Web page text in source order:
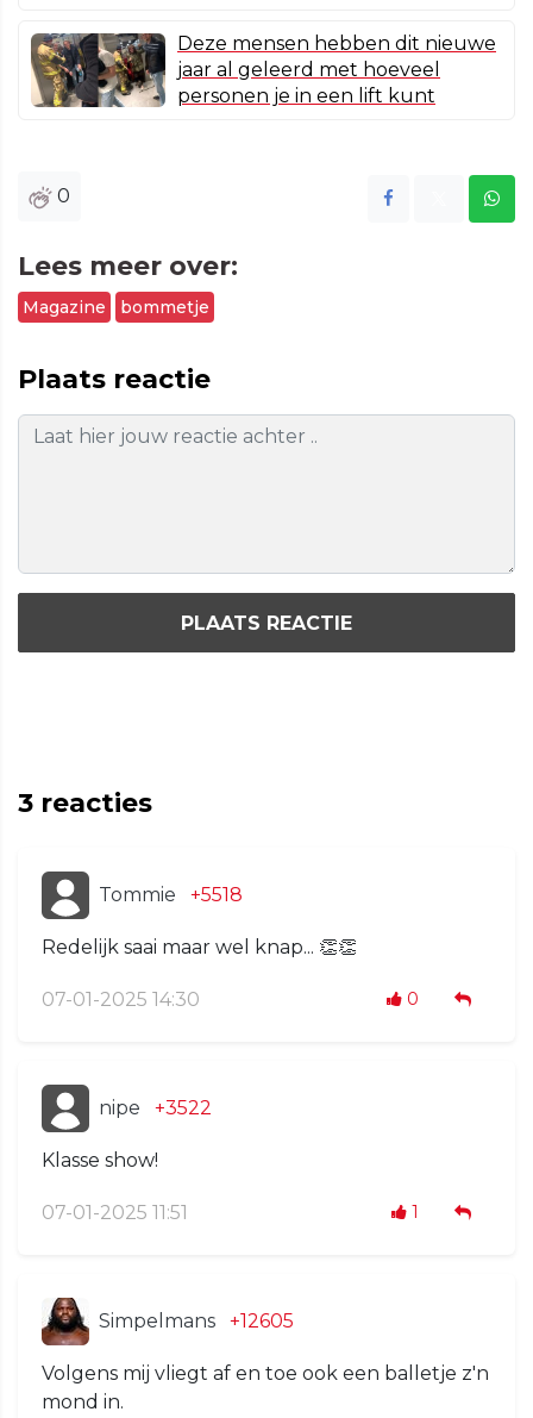
Deze mensen hebben dit nieuwe
jaar al geleerd met hoeveel
personen je in een lift kunt
0
Lees meer over:
Magazine bommetje
Plaats reactie
PLAATS REACTIE
3 reacties
Tommie +5518
Redelijk saai maar wel knap... 👏👏
07-01-2025 14:30 0
nipe +3522
Klasse show!
07-01-2025 11:51 1
Simpelmans +12605
Volgens mij vliegt af en toe ook een balletje z'n
mond in.